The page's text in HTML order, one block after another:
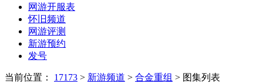
网游开服表
怀旧频道
网游评测
新游预约
发号
当前位置： 17173 > 新游频道 > 合金重组 > 图集列表